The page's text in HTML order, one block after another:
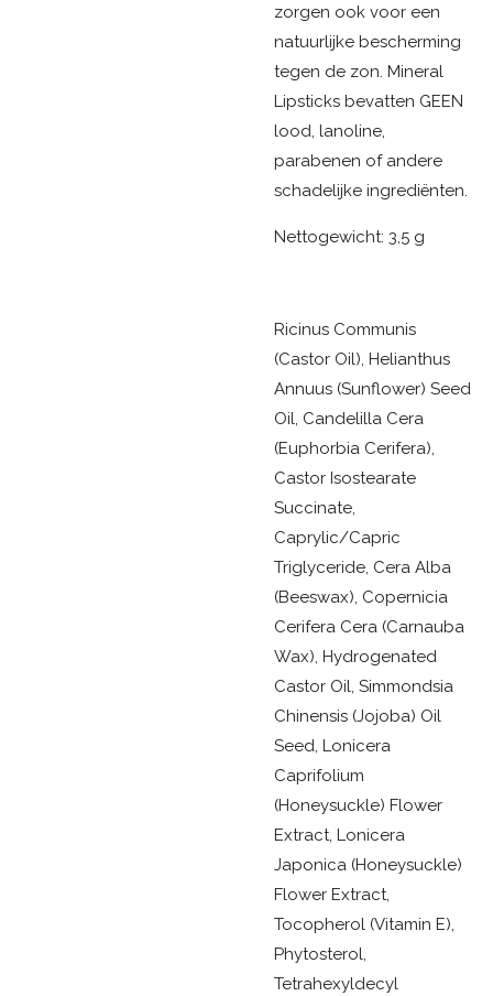
zorgen ook voor een
natuurlijke bescherming
tegen de zon. Mineral
Lipsticks bevatten GEEN
lood, lanoline,
parabenen of andere
schadelijke ingrediënten.
Nettogewicht: 3,5 g
Ricinus Communis
(Castor Oil), Helianthus
Annuus (Sunflower) Seed
Oil, Candelilla Cera
(Euphorbia Cerifera),
Castor Isostearate
Succinate,
Caprylic/Capric
Triglyceride, Cera Alba
(Beeswax), Copernicia
Cerifera Cera (Carnauba
Wax), Hydrogenated
Castor Oil, Simmondsia
Chinensis (Jojoba) Oil
Seed, Lonicera
Caprifolium
(Honeysuckle) Flower
Extract, Lonicera
Japonica (Honeysuckle)
Flower Extract,
Tocopherol (Vitamin E),
Phytosterol,
Tetrahexyldecyl